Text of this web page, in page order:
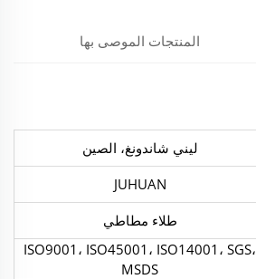
المنتجات الموصى بها
ليني شاندونغ، الصين
JUHUAN
طلاء مطاطي
ISO9001، ISO45001، ISO14001، SGS،
MSDS